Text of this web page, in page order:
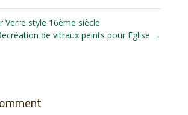
Verre style 16ème siècle
de vitraux peints pour Eglise →